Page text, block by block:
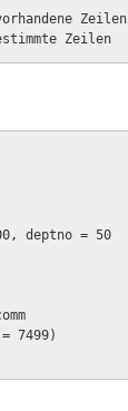
Zeilen
Zeilen
deptno = 50
7499)